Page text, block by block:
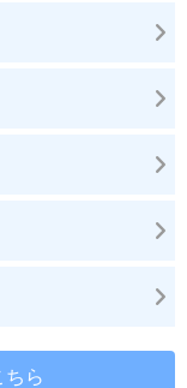
ちら